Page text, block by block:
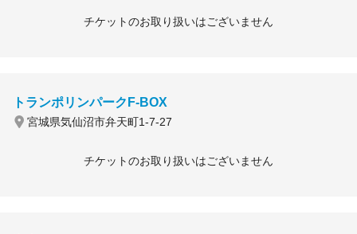
チケットのお取り扱いはございません
トランポリンパークF-BOX
宮城県気仙沼市弁天町1-7-27
チケットのお取り扱いはございません